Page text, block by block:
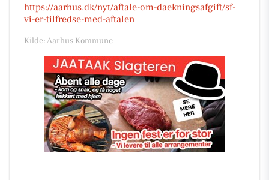
https://aarhus.dk/nyt/aftale-om-daekningsafgift/sf-
vi-er-tilfredse-med-aftalen
Kilde: Aarhus Kommune